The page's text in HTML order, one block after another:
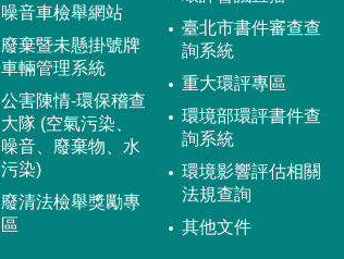
噪音車檢舉網站
廢棄暨未懸掛號牌
車輛管理系統
公害陳情-環保稽查
大隊 (空氣污染、
噪音、廢棄物、水
污染)
廢清法檢舉獎勵專
區
臺北市書件審查查
詢系統
重大環評專區
環境部環評書件查
詢系統
環境影響評估相關
法規查詢
其他文件